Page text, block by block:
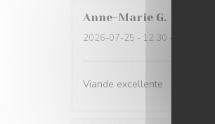
Anne-Marie G
2026-07-25 - 12:30 - ゲスト 3
Viande excellente